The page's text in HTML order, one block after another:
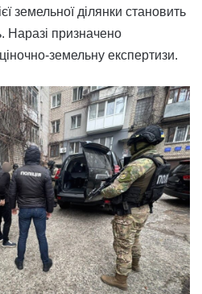
земельної ділянки становить
Наразі призначено
земельну експертизи.